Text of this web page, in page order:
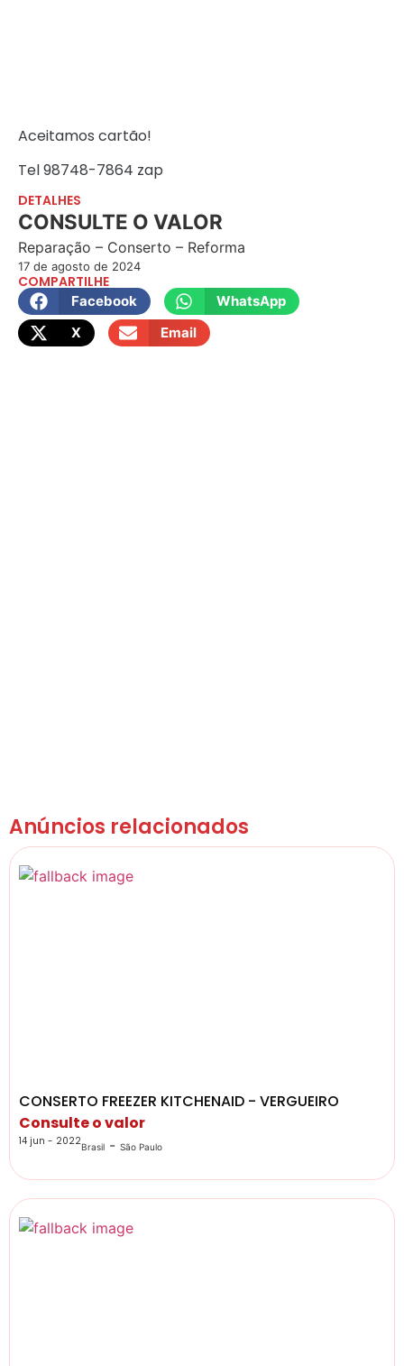
Aceitamos cartão!
Tel 98748-7864 zap
DETALHES
CONSULTE O VALOR
Reparação – Conserto – Reforma
17 de agosto de 2024
COMPARTILHE
Facebook
WhatsApp
X
Email
Anúncios relacionados
CONSERTO FREEZER KITCHENAID - VERGUEIRO
Consulte o valor
14 jun - 2022Brasil - São Paulo